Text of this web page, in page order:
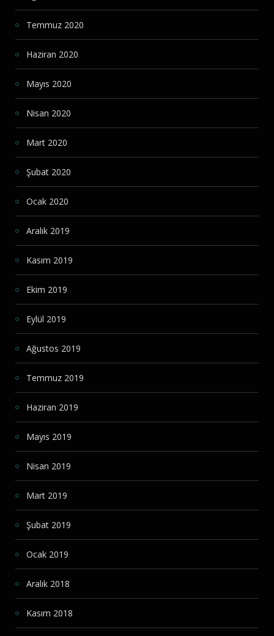
Temmuz 2020
Haziran 2020
Mayıs 2020
Nisan 2020
Mart 2020
Şubat 2020
Ocak 2020
Aralık 2019
Kasım 2019
Ekim 2019
Eylül 2019
Ağustos 2019
Temmuz 2019
Haziran 2019
Mayıs 2019
Nisan 2019
Mart 2019
Şubat 2019
Ocak 2019
Aralık 2018
Kasım 2018